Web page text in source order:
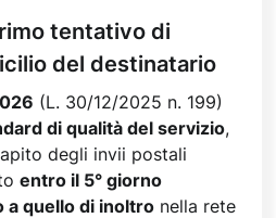
tentativo di
del destinatario
(L. 30/12/2025 n. 199)
di qualità del servizio,
degli invii postali
entro il 5° giorno
a quello di inoltro nella rete